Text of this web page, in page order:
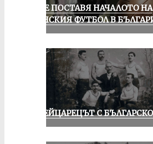
РУСЕ ПОСТАВЯ НАЧАЛОТО НА
ЖЕНСКИЯ ФУТБОЛ В
ШВЕЙЦАРЕЦЪТ С БЪЛГАРСКО